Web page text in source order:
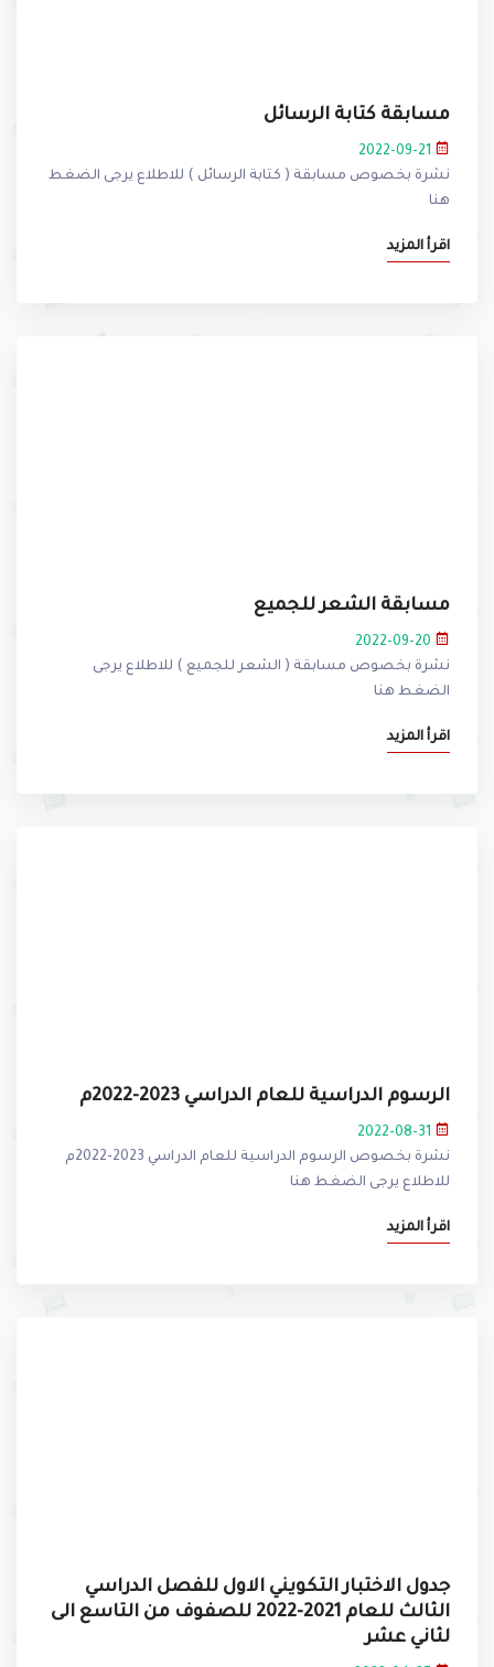
مسابقة كتابة الرسائل
نشرة بخصوص مسابقة ( كتابة الرسائل ) للاطلاع يرجى الضغط
هنا
اقرأ المزيد
مسابقة الشعر للجميع
نشرة بخصوص مسابقة ( الشعر للجميع ) للاطلاع يرجى
الضغط هنا
اقرأ المزيد
الرسوم الدراسية للعام الدراسي 2023-2022م
نشرة بخصوص الرسوم الدراسية للعام الدراسي 2023-2022م
للاطلاع يرجى الضغط هنا
اقرأ المزيد
جدول الاختبار التكويني الاول للفصل الدراسي
الثالث للعام 2021-2022 للصفوف من التاسع الى
لثاني عشر